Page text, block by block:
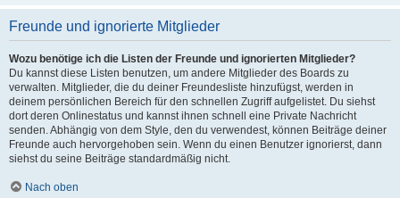
Freunde und ignorierte Mitglieder
Wozu benötige ich die Listen der Freunde und ignorierten Mitglieder?
Du kannst diese Listen benutzen, um andere Mitglieder des Boards zu
verwalten. Mitglieder, die du deiner Freundesliste hinzufügst, werden in
deinem persönlichen Bereich für den schnellen Zugriff aufgelistet. Du siehst
dort deren Onlinestatus und kannst ihnen schnell eine Private Nachricht
senden. Abhängig von dem Style, den du verwendest, können Beiträge deiner
Freunde auch hervorgehoben sein. Wenn du einen Benutzer ignorierst, dann
siehst du seine Beiträge standardmäßig nicht.
Nach oben